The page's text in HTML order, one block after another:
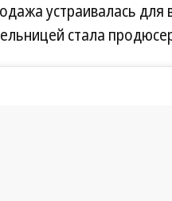
устраивалась для
стала